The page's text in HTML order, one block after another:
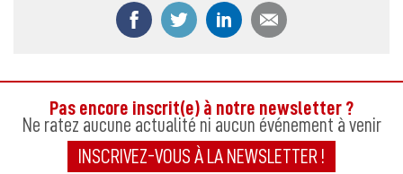
Partager ce contenu sur Facebook
Partager ce contenu sur Twitter
Partager ce contenu
Pas encore inscrit(e) à notre newsletter ?
Ne ratez aucune actualité ni aucun événement à venir
INSCRIVEZ-VOUS À LA NEWSLETTER !